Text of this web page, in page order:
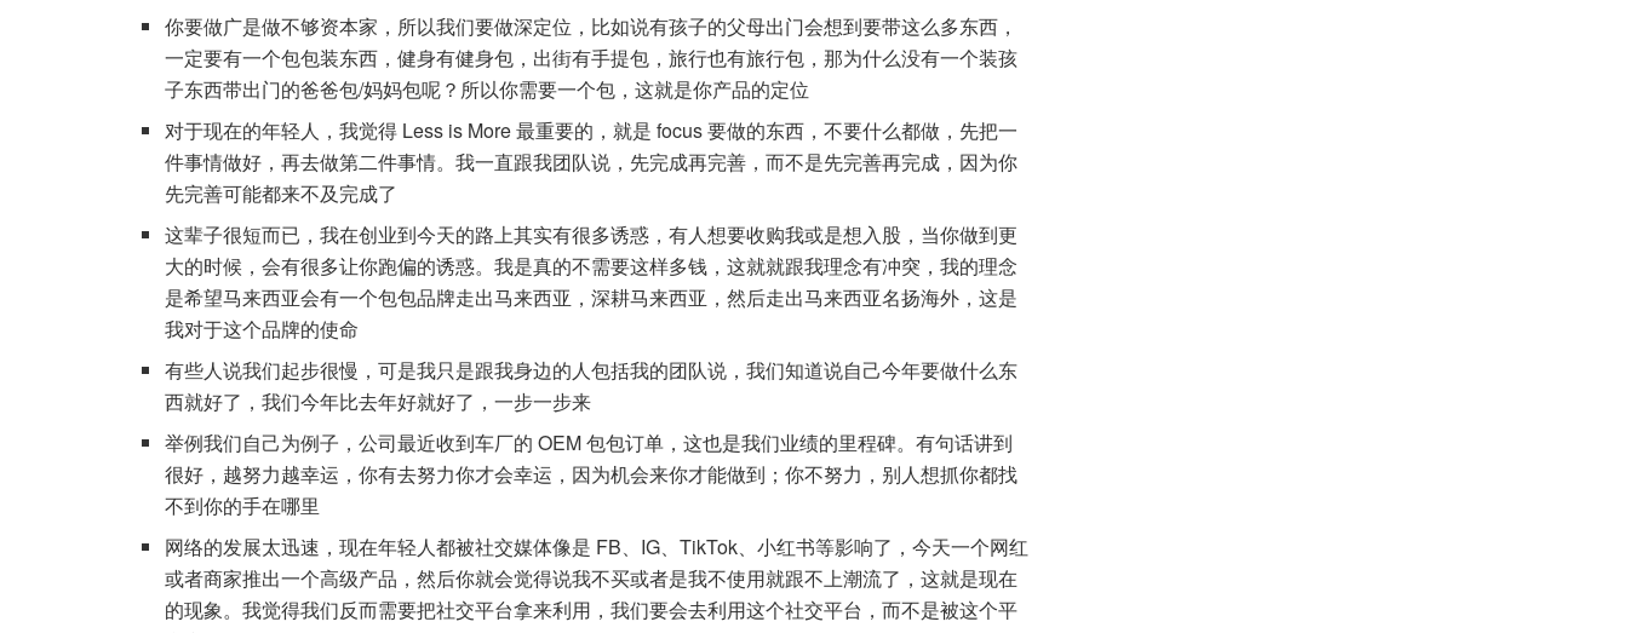
你要做广是做不够资本家，所以我们要做深定位，比如说有孩子的父母出门会想到要带这么多东西，
一定要有一个包包装东西，健身有健身包，出街有手提包，旅行也有旅行包，那为什么没有一个装孩
子东西带出门的爸爸包/妈妈包呢？所以你需要一个包，这就是你产品的定位
对于现在的年轻人，我觉得 Less is More 最重要的，就是 focus 要做的东西，不要什么都做，先把一
件事情做好，再去做第二件事情。我一直跟我团队说，先完成再完善，而不是先完善再完成，因为你
先完善可能都来不及完成了
这辈子很短而已，我在创业到今天的路上其实有很多诱惑，有人想要收购我或是想入股，当你做到更
大的时候，会有很多让你跑偏的诱惑。我是真的不需要这样多钱，这就就跟我理念有冲突，我的理念
是希望马来西亚会有一个包包品牌走出马来西亚，深耕马来西亚，然后走出马来西亚名扬海外，这是
我对于这个品牌的使命
有些人说我们起步很慢，可是我只是跟我身边的人包括我的团队说，我们知道说自己今年要做什么东
西就好了，我们今年比去年好就好了，一步一步来
举例我们自己为例子，公司最近收到车厂的 OEM 包包订单，这也是我们业绩的里程碑。有句话讲到
很好，越努力越幸运，你有去努力你才会幸运，因为机会来你才能做到；你不努力，别人想抓你都找
不到你的手在哪里
网络的发展太迅速，现在年轻人都被社交媒体像是 FB、IG、TikTok、小红书等影响了，今天一个网红
或者商家推出一个高级产品，然后你就会觉得说我不买或者是我不使用就跟不上潮流了，这就是现在
的现象。我觉得我们反而需要把社交平台拿来利用，我们要会去利用这个社交平台，而不是被这个平